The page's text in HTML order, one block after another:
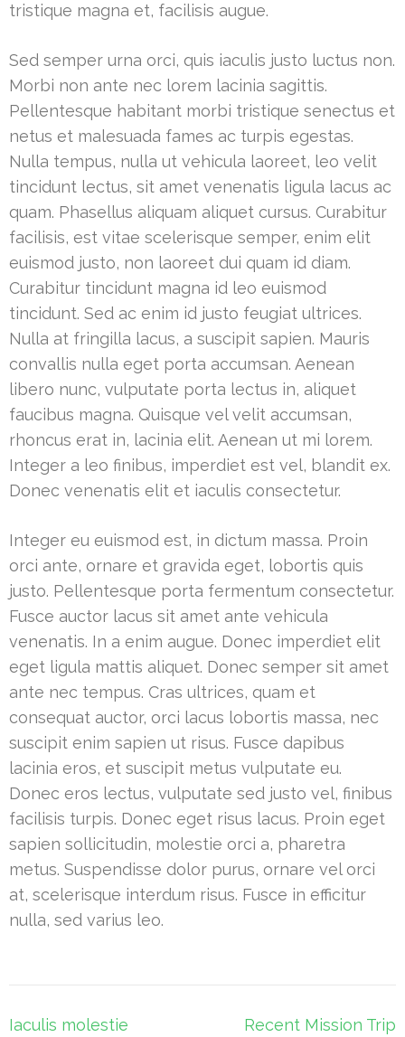
tristique magna et, facilisis augue.
Sed semper urna orci, quis iaculis justo luctus non.
Morbi non ante nec lorem lacinia sagittis.
Pellentesque habitant morbi tristique senectus et
netus et malesuada fames ac turpis egestas.
Nulla tempus, nulla ut vehicula laoreet, leo velit
tincidunt lectus, sit amet venenatis ligula lacus ac
quam. Phasellus aliquam aliquet cursus. Curabitur
facilisis, est vitae scelerisque semper, enim elit
euismod justo, non laoreet dui quam id diam.
Curabitur tincidunt magna id leo euismod
tincidunt. Sed ac enim id justo feugiat ultrices.
Nulla at fringilla lacus, a suscipit sapien. Mauris
convallis nulla eget porta accumsan. Aenean
libero nunc, vulputate porta lectus in, aliquet
faucibus magna. Quisque vel velit accumsan,
rhoncus erat in, lacinia elit. Aenean ut mi lorem.
Integer a leo finibus, imperdiet est vel, blandit ex.
Donec venenatis elit et iaculis consectetur.
Integer eu euismod est, in dictum massa. Proin
orci ante, ornare et gravida eget, lobortis quis
justo. Pellentesque porta fermentum consectetur.
Fusce auctor lacus sit amet ante vehicula
venenatis. In a enim augue. Donec imperdiet elit
eget ligula mattis aliquet. Donec semper sit amet
ante nec tempus. Cras ultrices, quam et
consequat auctor, orci lacus lobortis massa, nec
suscipit enim sapien ut risus. Fusce dapibus
lacinia eros, et suscipit metus vulputate eu.
Donec eros lectus, vulputate sed justo vel, finibus
facilisis turpis. Donec eget risus lacus. Proin eget
sapien sollicitudin, molestie orci a, pharetra
metus. Suspendisse dolor purus, ornare vel orci
at, scelerisque interdum risus. Fusce in efficitur
nulla, sed varius leo.
Post
Iaculis molestie
Recent Mission Trip